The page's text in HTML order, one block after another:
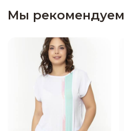
Мы рекомендуем